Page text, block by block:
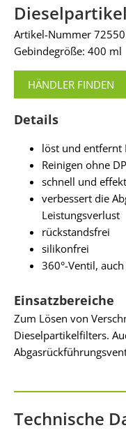
Artikel-Nummer 72550
Gebindegröße: 400 ml
HÄNDLER FINDEN
Details
löst und entfernt
Reinigen ohne
schnell und
verbessert die
Leistungsverlust
rückstandsfrei
silikonfrei
360°-Ventil,
Einsatzbereiche
Zum Lösen von
Dieselpartikelfilters.
Technische